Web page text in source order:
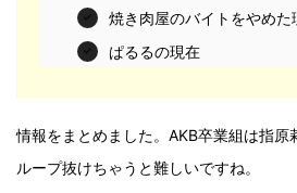
焼き肉屋のバイトをやめた
ぱるるの現在
情報をまとめました。AKB卒業組は指原
ループ抜けちゃうと難しいですね。